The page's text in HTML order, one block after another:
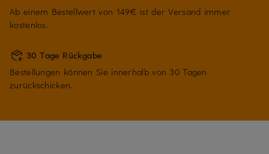
Ab einem Bestellwert von 149€ ist der Versand immer
kostenlos.
30 Tage Rückgabe
Bestellungen können Sie innerhalb von 30 Tagen
zurückschicken.